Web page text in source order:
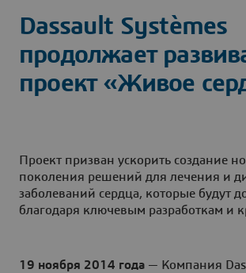
Dassault Systèmes
продолжает
проект «Живое
Проект призван ускорить создание
поколения решений для лечения и
заболеваний сердца, которые будут
благодаря ключевым разработкам и
19 ноября 2014 года — Компания